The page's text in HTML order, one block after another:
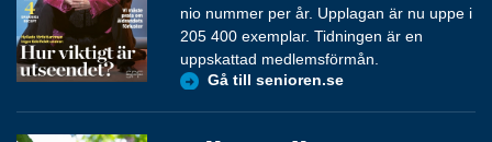
nio nummer per år. Upplagan är nu uppe i
205 400 exemplar. Tidningen är en
uppskattad medlemsförmån.
Gå till senioren.se